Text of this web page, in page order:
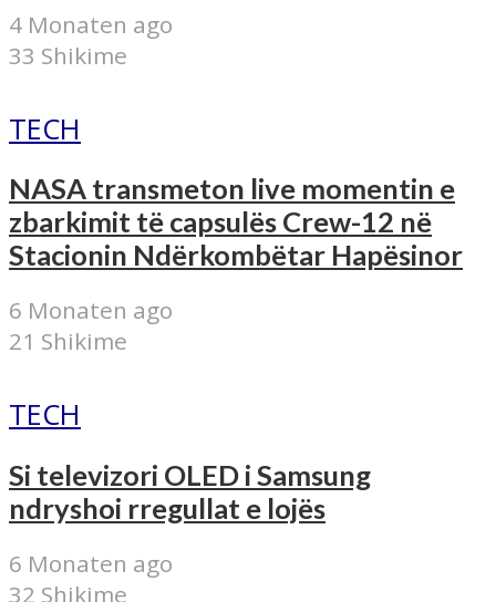
4 Monaten ago
33 Shikime
TECH
NASA transmeton live momentin e
zbarkimit të capsulës Crew-12 në
Stacionin Ndërkombëtar Hapësinor
6 Monaten ago
21 Shikime
TECH
Si televizori OLED i Samsung
ndryshoi rregullat e lojës
6 Monaten ago
32 Shikime